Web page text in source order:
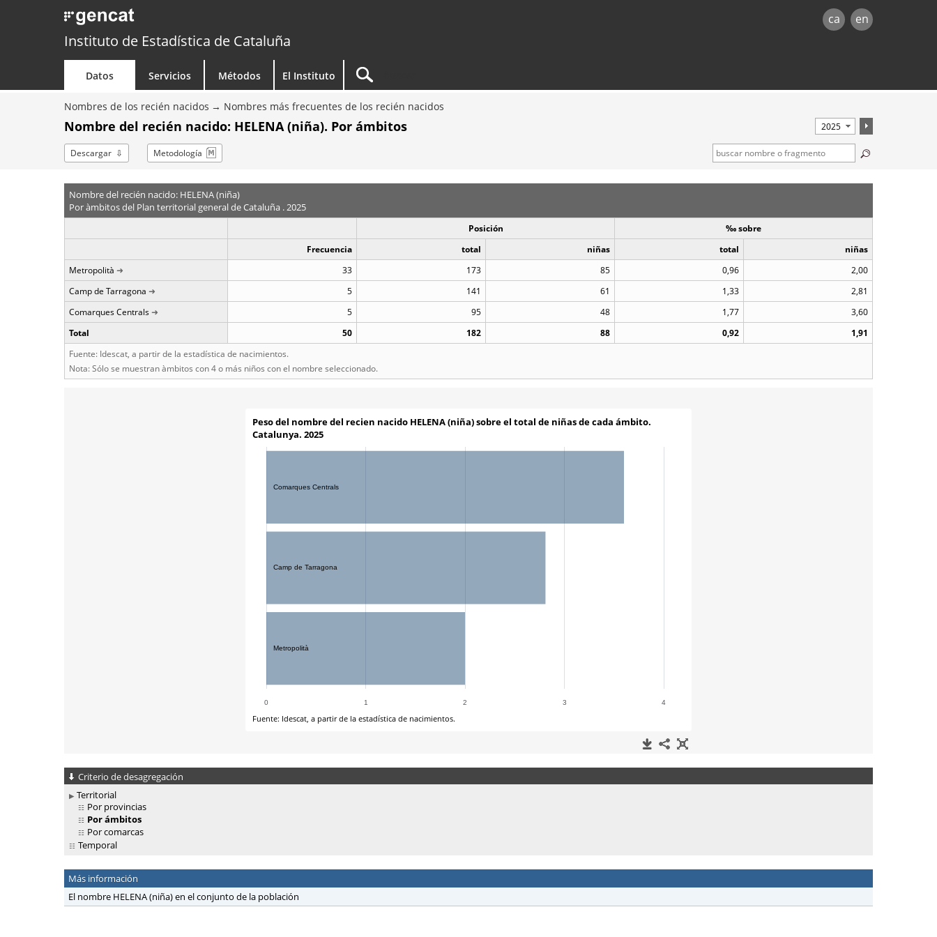
ca en
Instituto de Estadística de Cataluña
Datos Servicios Métodos El Instituto
Nombres de los recién nacidos Nombres más frecuentes de los recién nacidos
Nombre del recién nacido: HELENA (niña). Por ámbitos
Descargar Metodología
Nombre del recién nacido: HELENA (niña)
Por àmbitos del Plan territorial general de Cataluña . 2025
Posición
‰ sobre
Frecuencia
total niñas total
niñas
Metropolità
33 173 85 0,96
2,00
Camp de Tarragona
5 141 61 1,33
2,81
Comarques Centrals
5 95 48 1,77
3,60
Total
50 182 88 0,92
1,91
Fuente: Idescat, a partir de la estadística de nacimientos.
Nota: Sólo se muestran àmbitos con 4 o más niños con el nombre seleccionado.
Criterio de desagregación
Territorial
Por provincias
Por ámbitos
Por comarcas
Temporal
Más información
El nombre HELENA (niña) en el conjunto de la población